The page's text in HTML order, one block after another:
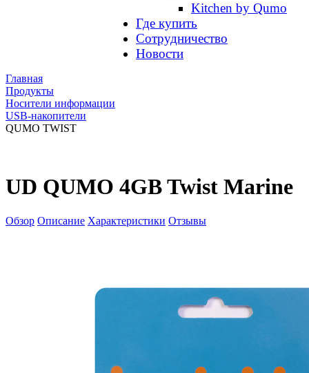
Kitchen by Qumo
Где купить
Сотрудничество
Новости
Главная
Продукты
Носители информации
USB-накопители
QUMO TWIST
UD QUMO 4GB Twist Marine
Обзор Описание Характеристики Отзывы